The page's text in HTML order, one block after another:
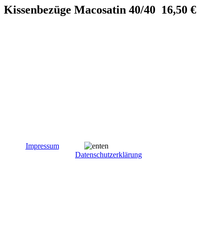
Kissenbezüge Macosatin 40/40 16,50 €
Impressum
Datenschutzerklärung